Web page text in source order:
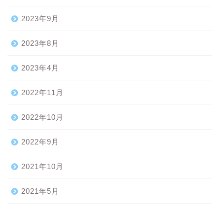
2023年9月
2023年8月
2023年4月
2022年11月
2022年10月
2022年9月
2021年10月
2021年5月